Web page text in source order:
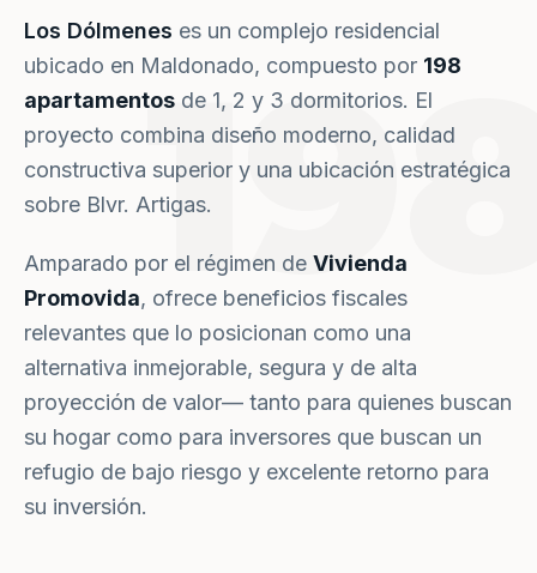
Los Dólmenes es un complejo residencial
ubicado en Maldonado, compuesto por 198
apartamentos de 1, 2 y 3 dormitorios. El
proyecto combina diseño moderno, calidad
constructiva superior y una ubicación estratégica
sobre Blvr. Artigas.
Amparado por el régimen de Vivienda
Promovida, ofrece beneficios fiscales
relevantes que lo posicionan como una
alternativa inmejorable, segura y de alta
proyección de valor— tanto para quienes buscan
su hogar como para inversores que buscan un
refugio de bajo riesgo y excelente retorno para
su inversión.